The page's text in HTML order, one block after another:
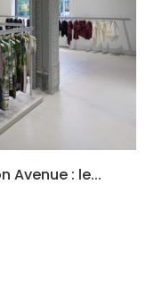
Avenue : le...